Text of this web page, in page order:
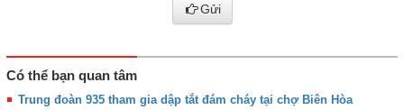
Gửi
Có thể bạn quan tâm
Trung đoàn 935 tham gia dập tắt đám cháy tại chợ Biên Hòa